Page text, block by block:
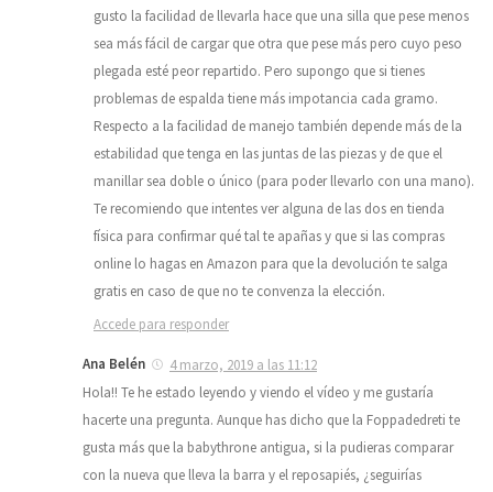
gusto la facilidad de llevarla hace que una silla que pese menos
sea más fácil de cargar que otra que pese más pero cuyo peso
plegada esté peor repartido. Pero supongo que si tienes
problemas de espalda tiene más impotancia cada gramo.
Respecto a la facilidad de manejo también depende más de la
estabilidad que tenga en las juntas de las piezas y de que el
manillar sea doble o único (para poder llevarlo con una mano).
Te recomiendo que intentes ver alguna de las dos en tienda
física para confirmar qué tal te apañas y que si las compras
online lo hagas en Amazon para que la devolución te salga
gratis en caso de que no te convenza la elección.
Accede para responder
Ana Belén
4 marzo, 2019 a las 11:12
Hola!! Te he estado leyendo y viendo el vídeo y me gustaría
hacerte una pregunta. Aunque has dicho que la Foppadedreti te
gusta más que la babythrone antigua, si la pudieras comparar
con la nueva que lleva la barra y el reposapiés, ¿seguirías